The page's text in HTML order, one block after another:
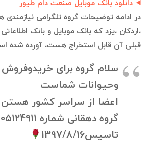
دانلود بانک موبایل صنعت دام طیور
در ادامه توضیحات گروه تلگرامی نیازمندی
،اردکان ،یزد که بانک موبایل و بانک
قبلی آن قابل استخراج هست، آورده شده
سلام گروه برای خریدوفروش
وحیوانات شماست
اعضا از سراسر کشور هستن
تاسیس1397/8/16